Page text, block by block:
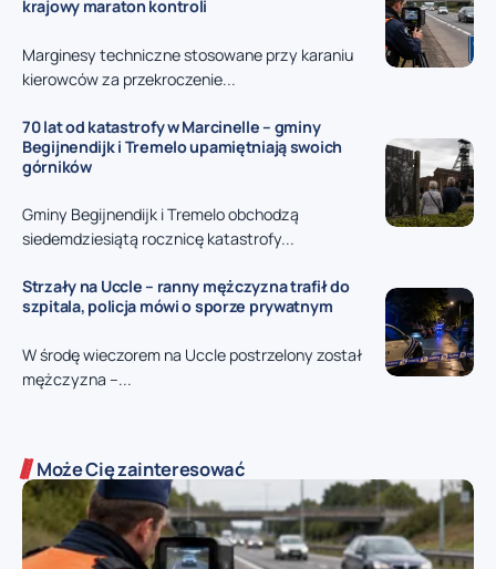
krajowy maraton kontroli
Marginesy techniczne stosowane przy karaniu
kierowców za przekroczenie...
70 lat od katastrofy w Marcinelle – gminy
Begijnendijk i Tremelo upamiętniają swoich
górników
Gminy Begijnendijk i Tremelo obchodzą
siedemdziesiątą rocznicę katastrofy...
Strzały na Uccle – ranny mężczyzna trafił do
szpitala, policja mówi o sporze prywatnym
W środę wieczorem na Uccle postrzelony został
mężczyzna –...
Może Cię zainteresować